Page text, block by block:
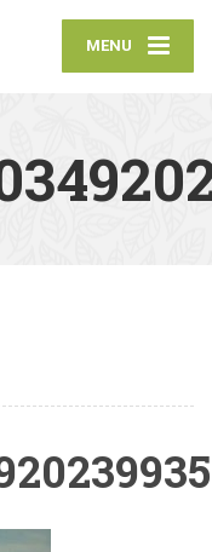
MENU